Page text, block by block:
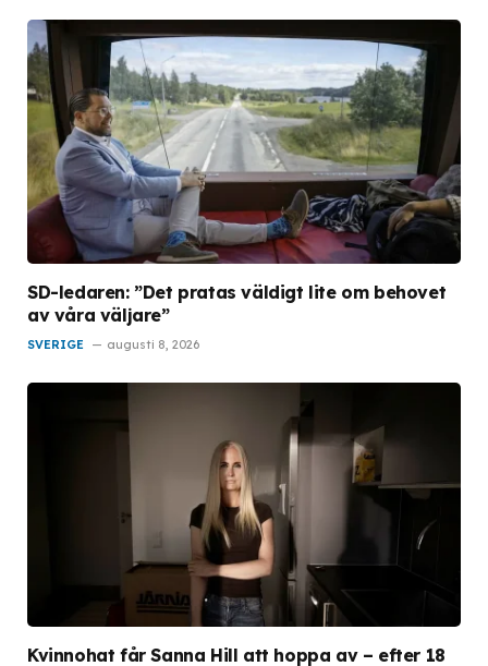
SD-ledaren: ”Det pratas väldigt lite om behovet
av våra väljare”
SVERIGE augusti 8, 2026
Kvinnohat får Sanna Hill att hoppa av – efter 18